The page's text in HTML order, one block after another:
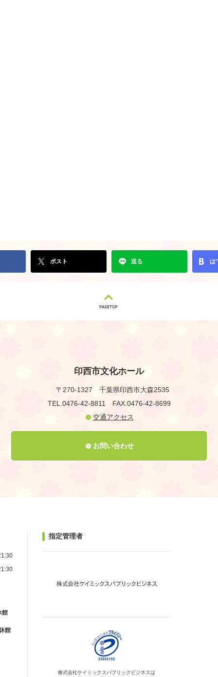
ポスト 送る は
印西市文化ホール
〒270-1327 千葉県印西市大森2535
TEL.0476-42-8811 FAX.0476-42-8699
交通アクセス
お問い合わせ
館
館
指定管理者
株式会社ケイミックス パブリックビジネスは